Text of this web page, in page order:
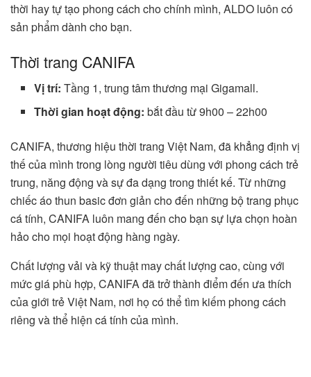
thời hay tự tạo phong cách cho chính mình, ALDO luôn có
sản phẩm dành cho bạn.
Thời trang CANIFA
Vị trí: Tầng 1, trung tâm thương mại Gigamall.
Thời gian hoạt động: bắt đầu từ 9h00 – 22h00
CANIFA, thương hiệu thời trang Việt Nam, đã khẳng định vị
thế của mình trong lòng người tiêu dùng với phong cách trẻ
trung, năng động và sự đa dạng trong thiết kế. Từ những
chiếc áo thun basic đơn giản cho đến những bộ trang phục
cá tính, CANIFA luôn mang đến cho bạn sự lựa chọn hoàn
hảo cho mọi hoạt động hàng ngày.
Chất lượng vải và kỹ thuật may chất lượng cao, cùng với
mức giá phù hợp, CANIFA đã trở thành điểm đến ưa thích
của giới trẻ Việt Nam, nơi họ có thể tìm kiếm phong cách
riêng và thể hiện cá tính của mình.